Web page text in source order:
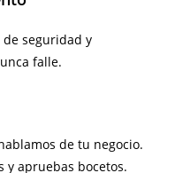
de seguridad y
falle.
de tu negocio.
y apruebas bocetos.